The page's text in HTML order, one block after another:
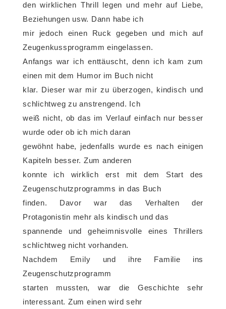
den wirklichen Thrill legen und mehr auf Liebe,
Beziehungen usw. Dann habe ich
mir jedoch einen Ruck gegeben und mich auf
Zeugenkussprogramm eingelassen.
Anfangs war ich enttäuscht, denn ich kam zum
einen mit dem Humor im Buch nicht
klar. Dieser war mir zu überzogen, kindisch und
schlichtweg zu anstrengend. Ich
weiß nicht, ob das im Verlauf einfach nur besser
wurde oder ob ich mich daran
gewöhnt habe, jedenfalls wurde es nach einigen
Kapiteln besser. Zum anderen
konnte ich wirklich erst mit dem Start des
Zeugenschutzprogramms in das Buch
finden. Davor war das Verhalten der
Protagonistin mehr als kindisch und das
spannende und geheimnisvolle eines Thrillers
schlichtweg nicht vorhanden.
Nachdem Emily und ihre Familie ins
Zeugenschutzprogramm
starten mussten, war die Geschichte sehr
interessant. Zum einen wird sehr